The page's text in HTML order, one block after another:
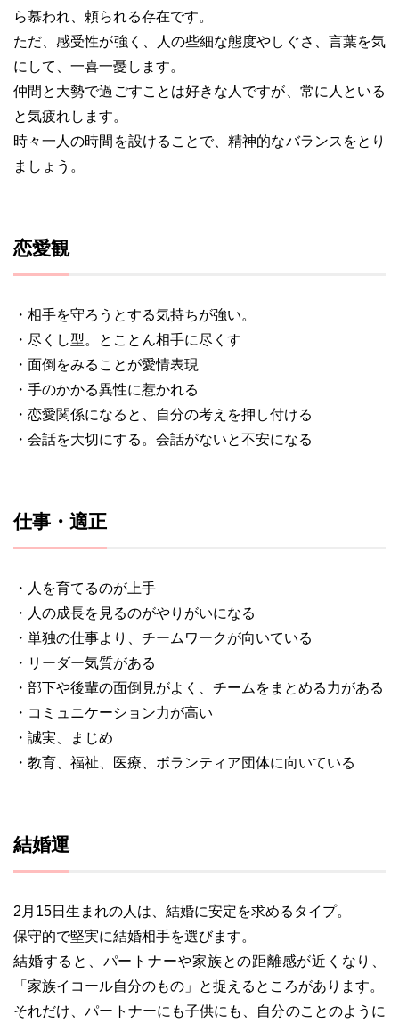
ら慕われ、頼られる存在です。
ただ、感受性が強く、人の些細な態度やしぐさ、言葉を気
にして、一喜一憂します。
仲間と大勢で過ごすことは好きな人ですが、常に人といる
と気疲れします。
時々一人の時間を設けることで、精神的なバランスをとり
ましょう。
恋愛観
・相手を守ろうとする気持ちが強い。
・尽くし型。とことん相手に尽くす
・面倒をみることが愛情表現
・手のかかる異性に惹かれる
・恋愛関係になると、自分の考えを押し付ける
・会話を大切にする。会話がないと不安になる
仕事・適正
・人を育てるのが上手
・人の成長を見るのがやりがいになる
・単独の仕事より、チームワークが向いている
・リーダー気質がある
・部下や後輩の面倒見がよく、チームをまとめる力がある
・コミュニケーション力が高い
・誠実、まじめ
・教育、福祉、医療、ボランティア団体に向いている
結婚運
2月15日生まれの人は、結婚に安定を求めるタイプ。
保守的で堅実に結婚相手を選びます。
結婚すると、パートナーや家族との距離感が近くなり、
「家族イコール自分のもの」と捉えるところがあります。
それだけ、パートナーにも子供にも、自分のことのように